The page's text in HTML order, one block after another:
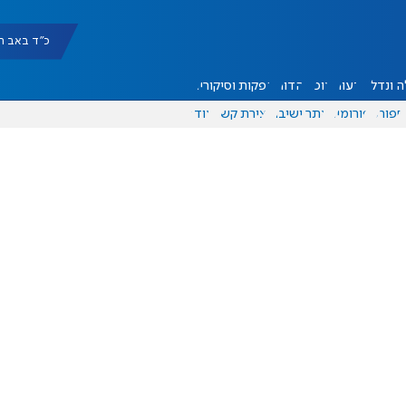
כ"ד באב תשפ"ו
ונדל"ן דעות אוכל יהדות הפקות וסיקורים
ספורט פורומים אתר ישיבה יצירת קשר עוד